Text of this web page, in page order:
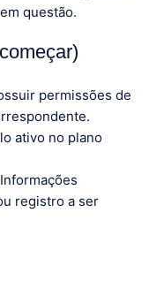
questão.
permissões de
ativo no plano
Informações
registro a ser